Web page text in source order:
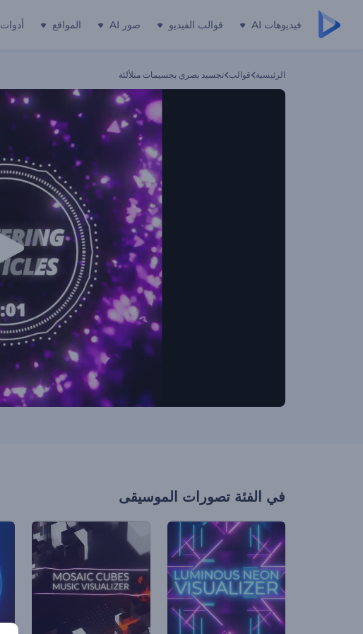
فيديوهات AI قوالب الفيديو صور AI المواقع أدوات
الرئيسية قوالب تجسيد بصري بجسيمات متلألئة
في الفئة تصورات الموسيقى